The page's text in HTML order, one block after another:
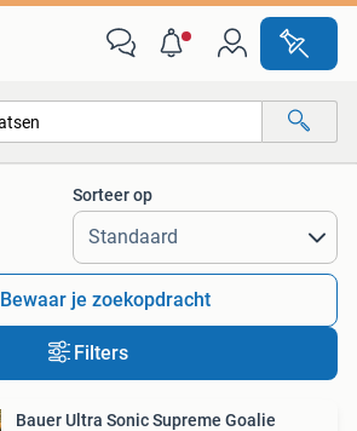
Alle afstanden…
Sorteer op
Bewaar je zoekopdracht
Filters
Bauer Ultra Sonic Supreme Goalie